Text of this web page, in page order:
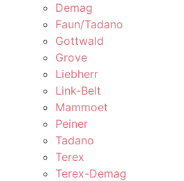
Demag
Faun/Tadano
Gottwald
Grove
Liebherr
Link-Belt
Mammoet
Peiner
Tadano
Terex
Terex-Demag